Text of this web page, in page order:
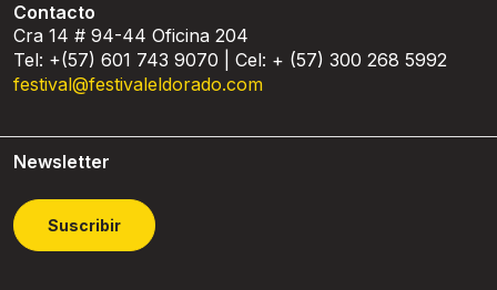
Contacto
Cra 14 # 94-44 Oficina 204
Tel: +(57) 601 743 9070 | Cel: + (57) 300 268 5992
festival@festivaleldorado.com
Newsletter
Suscribir